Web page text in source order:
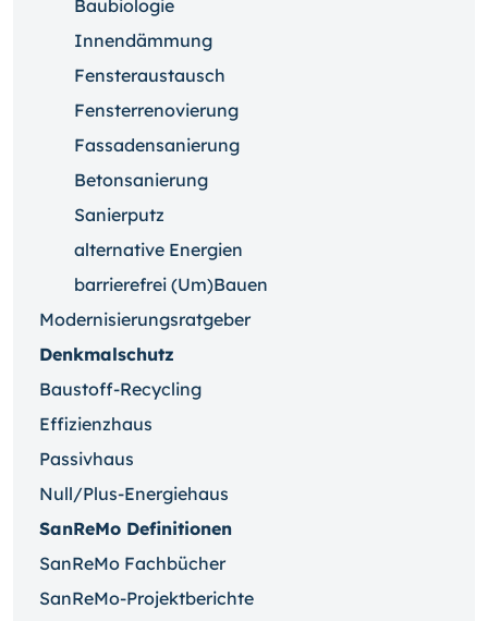
Baubiologie
Innendämmung
Fensteraustausch
Fensterrenovierung
Fassadensanierung
Betonsanierung
Sanierputz
alternative Energien
barrierefrei (Um)Bauen
Modernisierungsratgeber
Denkmalschutz
Baustoff-Recycling
Effizienzhaus
Passivhaus
Null/Plus-Energiehaus
SanReMo Definitionen
SanReMo Fachbücher
SanReMo-Projektberichte